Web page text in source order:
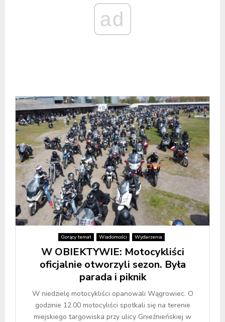
ad
Gorący temat Wiadomości Wydarzenia
W OBIEKTYWIE: Motocykliści
oficjalnie otworzyli sezon. Była
parada i piknik
W niedzielę motocykliści opanowali Wągrowiec. O
godzinie 12.00 motocyliści spotkali się na terenie
miejskiego targowiska przy ulicy Gnieźnieńskiej w